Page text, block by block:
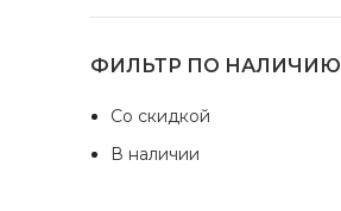
ФИЛЬТР ПО НАЛИЧИЮ
Со скидкой
В наличии